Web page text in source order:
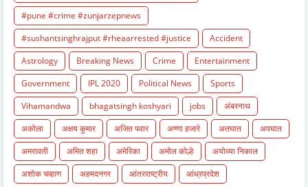
#pune #crime #zunjarzepnews
#sushantsinghrajput #rheaarrested #justice
Accident
Astrology
Breaking News Crime
Entertainment
Government
IPL 2020 Political News
Sports
Vihamandwa
bhagatsingh koshyari jobs
अंबरनाथ
अकोला
अक्षय कुमार अजित पवार अण्णा हजारे अतघात
अपघात
अमरावती
अमित शहा अमेरिका अमोल कोल्हे
अयोध्या निकाल
अशोक चव्हाण
अहमदनगर आंतरराष्ट्रीय आंध्रप्रदेश